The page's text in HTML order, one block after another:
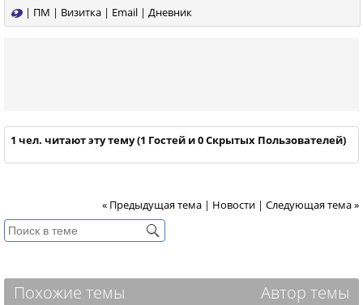
| ПМ | Визитка | Email | Дневник
1 чел. читают эту тему (1 Гостей и 0 Скрытых Пользователей)
« Предыдущая тема | Новости | Следующая тема »
Похожие темы Автор темы